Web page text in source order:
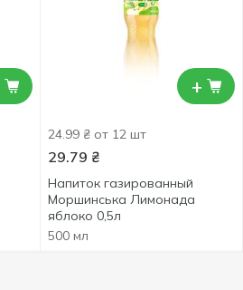
+
24.99 ₴ от 12 шт
29.79 ₴
Напиток газированный
Моршинська Лимонада
яблоко 0,5л
500 мл